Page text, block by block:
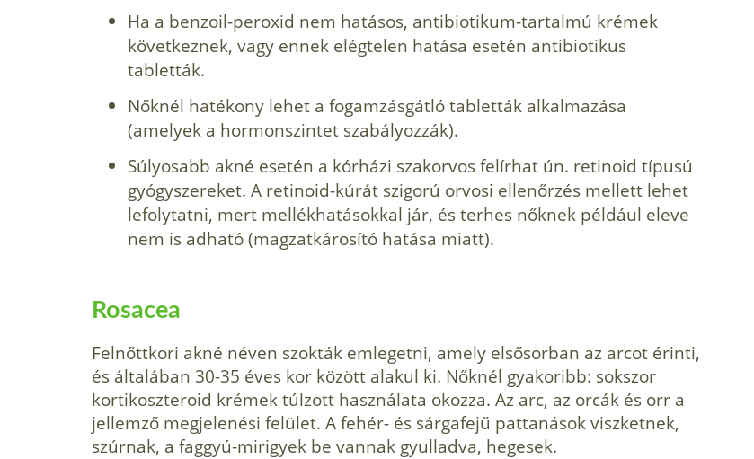
Ha a benzoil-peroxid nem hatásos, an­tibiotikum-tartalmú krémek
következ­nek, vagy ennek elégtelen hatása esetén antibiotikus
tabletták.
Nőknél hatékony lehet a fogamzásgát­ló tabletták alkalmazása
(amelyek a hor­monszintet szabályozzák).
Súlyosabb akné esetén a kórházi szakor­vos felírhat ún. retinoid típusú
gyógy­szereket. A retinoid-kúrát szigorú orvo­si ellenőrzés mellett lehet
lefolytatni, mert mellékhatásokkal jár, és terhes nőknek például eleve
nem is adható (magzatkárosító hatása miatt).
Rosacea
Felnőttkori akné néven szokták emlegetni, amely elsősorban az arcot érinti,
és általában 30-35 éves kor között alakul ki. Nőknél gyakoribb: sokszor
kortikoszteroid krémek túlzott használata okozza. Az arc, az orcák és orr a
jellemző megjelenési felület. A fehér- és sárga­fejű pattanások viszketnek,
szúrnak, a faggyú-mirigyek be vannak gyulladva, hegesek.